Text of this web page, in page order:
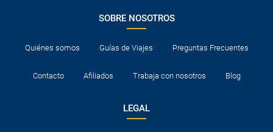
SOBRE NOSOTROS
Quiénes somos Guías de Viajes Preguntas Frecuentes
Contacto Afiliados Trabaja con nosotros Blog
LEGAL